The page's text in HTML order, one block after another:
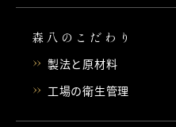
森八のこだわり
製法と原材料
工場の衛生管理